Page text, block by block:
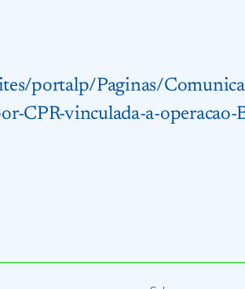
portalp/Paginas/
CPR-vinculada-a-operacao-